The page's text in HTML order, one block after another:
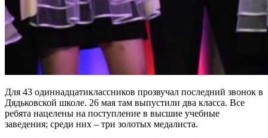
Для 43 одиннадцатиклассников прозвучал последний звонок в
Дядьковской школе. 26 мая там выпустили два класса. Все
ребята нацелены на поступление в высшие учебные
заведения; среди них – три золотых медалиста.